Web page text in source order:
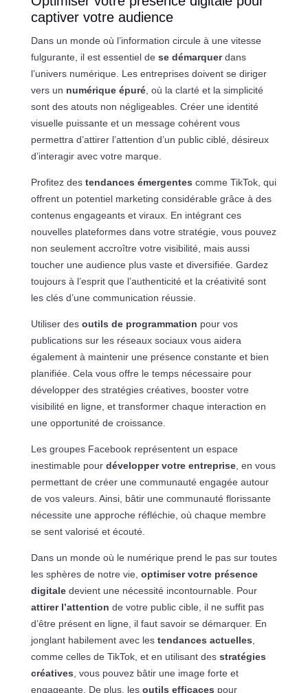
captiver votre audience
Dans un monde où l’information circule à une vitesse
fulgurante, il est essentiel de se démarquerdans
l’univers numérique. Les entreprises doivent se diriger
vers un numérique épuré, où la clarté et la simplicité
sont des atouts non négligeables. Créer une identité
visuelle puissante et un message cohérent vous
permettra d’attirer l’attention d’un public ciblé, désireux
d’interagir avec votre marque.
Profitez des tendances émergentes comme TikTok, qui
offrent un potentiel marketing considérable grâce à des
contenus engageants et viraux. En intégrant ces
nouvelles plateformes dans votre stratégie, vous pouvez
non seulement accroître votre visibilité, mais aussi
toucher une audience plus vaste et diversifiée. Gardez
toujours à l’esprit que l’authenticité et la créativité sont
les clés d’une communication réussie.
Utiliser des outils de programmation pour vos
publications sur les réseaux sociaux vous aidera
également à maintenir une présence constante et bien
planifiée. Cela vous offre le temps nécessaire pour
développer des stratégies créatives, booster votre
visibilité en ligne, et transformer chaque interaction en
une opportunité de croissance.
Les groupes Facebook représentent un espace
inestimable pour développer votre entreprise, en vous
permettant de créer une communauté engagée autour
de vos valeurs. Ainsi, bâtir une communauté florissante
nécessite une approche réfléchie, où chaque membre
se sent valorisé et écouté.
Dans un monde où le numérique prend le pas sur toutes
les sphères de notre vie, optimiser votre présence
digitaledevient une nécessité incontournable. Pour
attirer l’attention de votre public cible, il ne suffit pas
d’être présent en ligne, il faut savoir se démarquer. En
jonglant habilement avec les tendances actuelles
comme celles de TikTok, et en utilisant des stratégies
créatives , vous pouvez bâtir une image forte et
engageante. De plus, les outils efficaces pour